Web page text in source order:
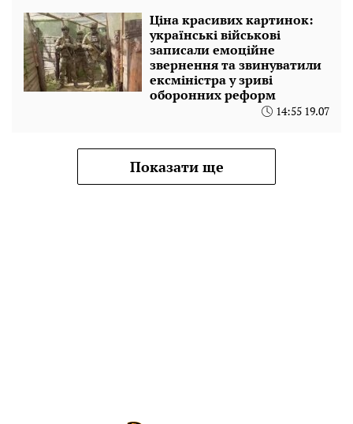
Ціна красивих картинок:
українські військові
записали емоційне
звернення та звинуватили
ексміністра у зриві
оборонних реформ
14:55 19.07
Показати ще